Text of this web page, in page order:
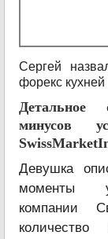
Сергей
форекс кухней
Детальное
минусов
Девушка
моменты
компании
количество